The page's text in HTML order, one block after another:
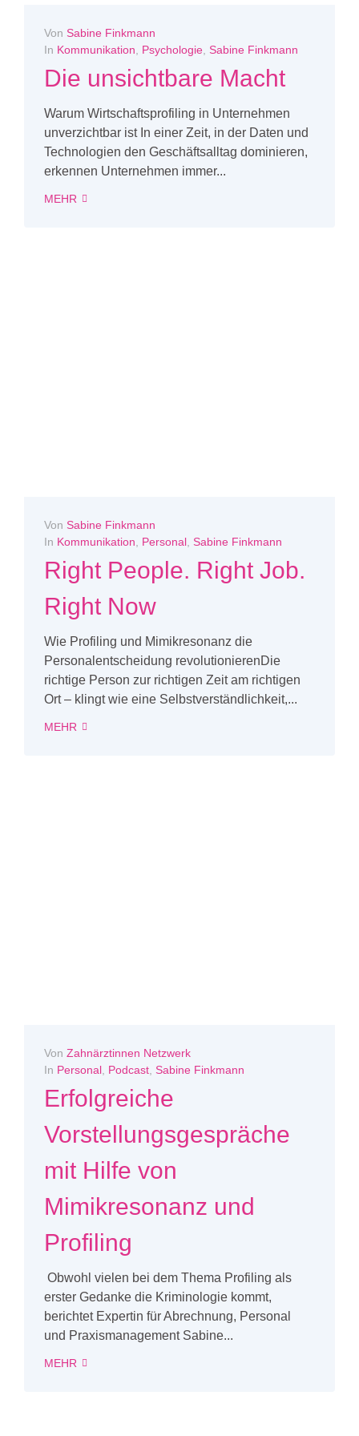
Von Sabine Finkmann
In Kommunikation Psychologie Sabine Finkmann
Die unsichtbare Macht
Warum Wirtschaftsprofiling in Unternehmen
unverzichtbar ist In einer Zeit, in der Daten und
Technologien den Geschäftsalltag dominieren,
erkennen Unternehmen immer...
MEHR
Von Sabine Finkmann
In Kommunikation Personal Sabine Finkmann
Right People. Right Job.
Right Now
Wie Profiling und Mimikresonanz die
Personalentscheidung revolutionierenDie
richtige Person zur richtigen Zeit am richtigen
Ort – klingt wie eine Selbstverständlichkeit,...
MEHR
Von Zahnärztinnen Netzwerk
In Personal, Podcast, Sabine Finkmann
Erfolgreiche
Vorstellungsgespräche
mit Hilfe von
Mimikresonanz und
Profiling
Obwohl vielen bei dem Thema Profiling als
erster Gedanke die Kriminologie kommt,
berichtet Expertin für Abrechnung, Personal
und Praxismanagement Sabine...
MEHR